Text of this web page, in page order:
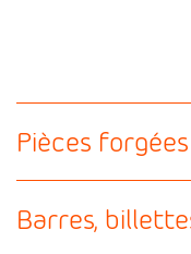
Pièces forgées
Barres,